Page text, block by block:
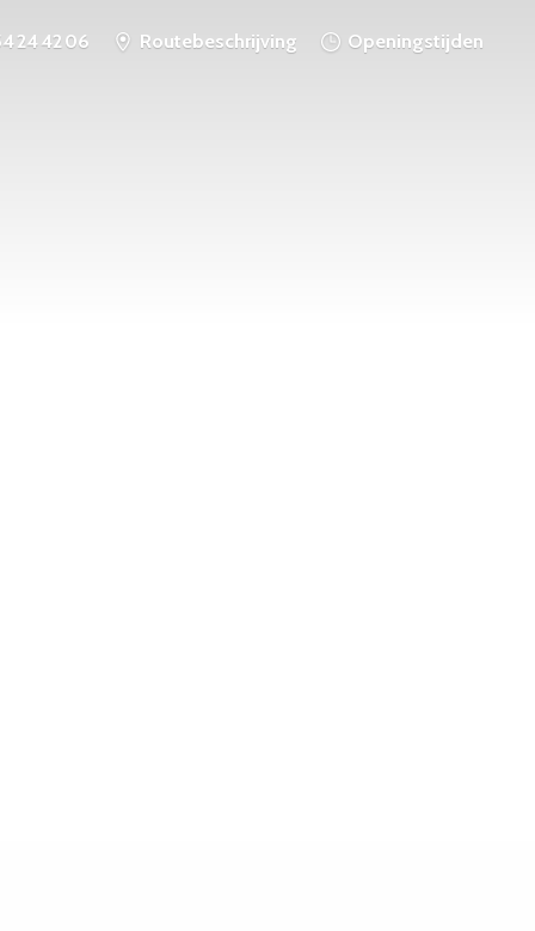
24 42 06 Routebeschrijving Openingstijden